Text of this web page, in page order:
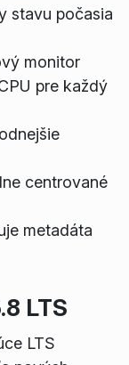
stavu počasia
monitor
pre každý
centrované
metadáta
LTS
LTS